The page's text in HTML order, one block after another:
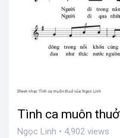
Tình ca muôn thuở
Ngọc Linh • 4,902 views